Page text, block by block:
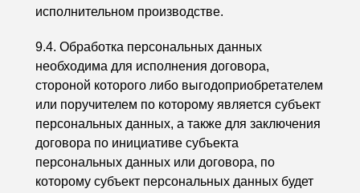
исполнительном производстве.
9.4. Обработка персональных данных
необходима для исполнения договора,
стороной которого либо выгодоприобретателем
или поручителем по которому является субъект
персональных данных, а также для заключения
договора по инициативе субъекта
персональных данных или договора, по
которому субъект персональных данных будет